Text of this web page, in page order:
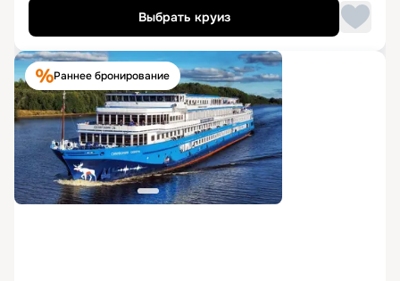
Выбрать круиз
Раннее бронирование